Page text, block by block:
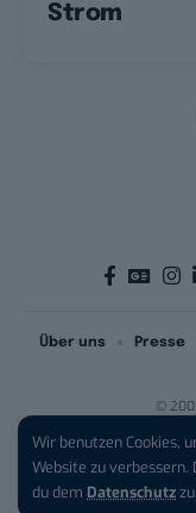
Wir benutzen Cookies,
Website zu
du dem Datenschutzzu.
Strom
©
Über uns Presse